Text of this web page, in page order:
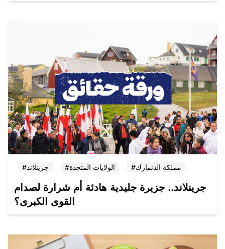
#جرينلاند #الولايات المتحدة #مملكة الدنمارك
جرينلاند.. جزيرة جليدية هادئة أم شرارة لصدام
القوى الكبرى؟